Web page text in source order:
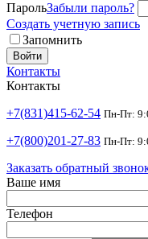
ПарольЗабыли пароль?
Создать учетную запись
Запомнить
Войти
Контакты
Контакты
+7(831)415-62-54 Пн-Пт:
+7(800)201-27-83 Пн-Пт:
Заказать обратный
Ваше имя
Телефон